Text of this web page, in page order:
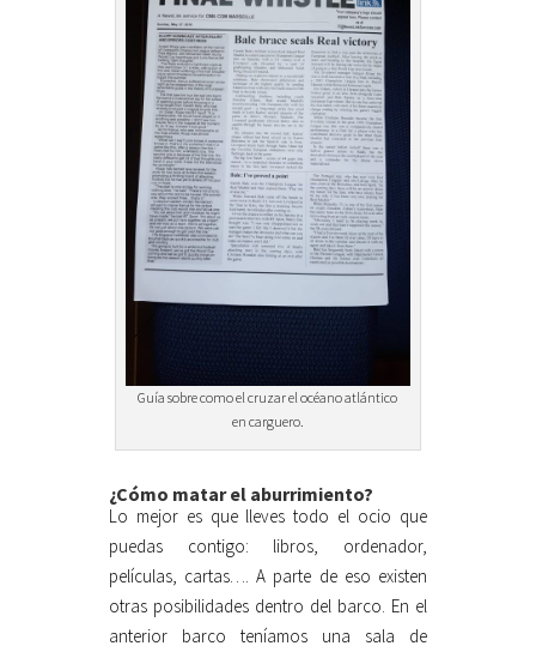
Guía sobre como el cruzar el océano atlántico
en carguero.
¿Cómo matar el aburrimiento?
Lo mejor es que lleves todo el ocio que
puedas contigo: libros, ordenador,
películas, cartas…. A parte de eso existen
otras posibilidades dentro del barco. En el
anterior barco teníamos una sala de